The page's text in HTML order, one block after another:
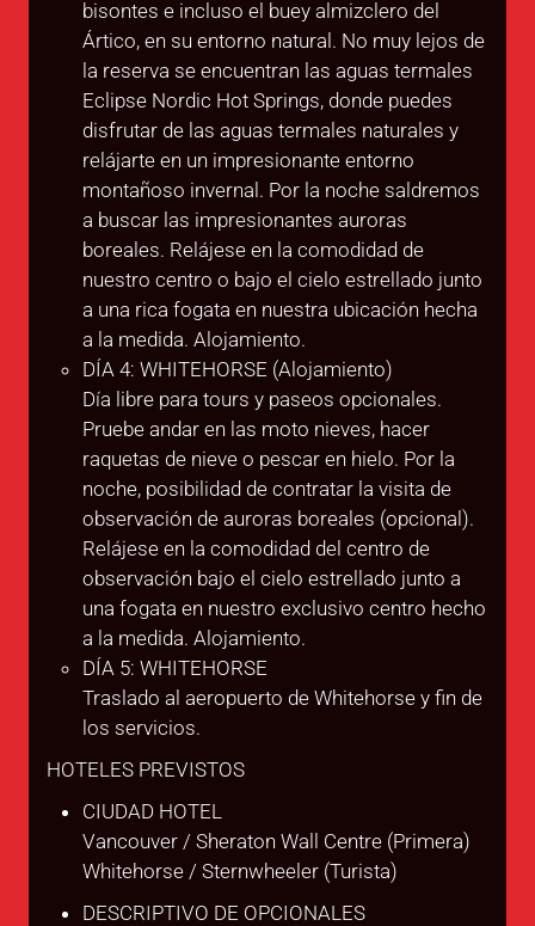
bisontes e incluso el buey almizclero del
Ártico, en su entorno natural. No muy lejos de
la reserva se encuentran las aguas termales
Eclipse Nordic Hot Springs, donde puedes
disfrutar de las aguas termales naturales y
relájarte en un impresionante entorno
montañoso invernal. Por la noche saldremos
a buscar las impresionantes auroras
boreales. Relájese en la comodidad de
nuestro centro o bajo el cielo estrellado junto
a una rica fogata en nuestra ubicación hecha
a la medida. Alojamiento.
DÍA 4: WHITEHORSE (Alojamiento)
Día libre para tours y paseos opcionales.
Pruebe andar en las moto nieves, hacer
raquetas de nieve o pescar en hielo. Por la
noche, posibilidad de contratar la visita de
observación de auroras boreales (opcional).
Relájese en la comodidad del centro de
observación bajo el cielo estrellado junto a
una fogata en nuestro exclusivo centro hecho
a la medida. Alojamiento.
DÍA 5: WHITEHORSE
Traslado al aeropuerto de Whitehorse y fin de
los servicios.
HOTELES PREVISTOS
CIUDAD HOTEL
Vancouver / Sheraton Wall Centre (Primera)
Whitehorse / Sternwheeler (Turista)
DESCRIPTIVO DE OPCIONALES